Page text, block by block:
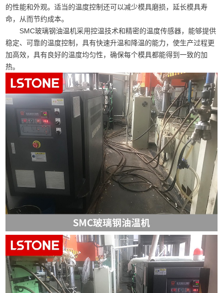
的性能和外观。适当的温度控制还可以减少模具磨损，延长模具寿
命，从而节约成本。
SMC玻璃钢油温机采用控温技术和精密的温度传感器，能够提供
稳定、可靠的温度控制，具有快速升温和降温的能力，使生产过程更
加高效，具有良好的温度均匀性，确保每个模具都能得到一致的加
热。